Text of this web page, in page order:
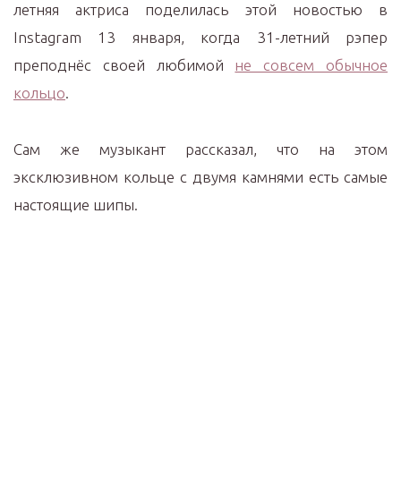
летняя актриса поделилась этой новостью в
Instagram 13 января, когда 31-летний рэпер
преподнёс своей любимой не совсем обычное
кольцо.
Сам же музыкант рассказал, что на этом
эксклюзивном кольце с двумя камнями есть самые
настоящие шипы.